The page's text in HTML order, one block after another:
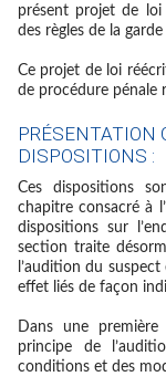
présent projet de loi
des règles de la garde
Ce projet de loi
de procédure pénale
PRÉSENTATION
DISPOSITIONS :
Ces dispositions sont insérées dans une nouvelle section du
chapitre consacré à
dispositions sur
section traite
l’audition du
effet liés de façon
Dans une
principe de
conditions et des